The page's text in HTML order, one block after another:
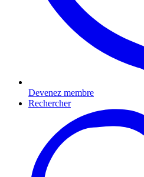
Devenez membre
Rechercher